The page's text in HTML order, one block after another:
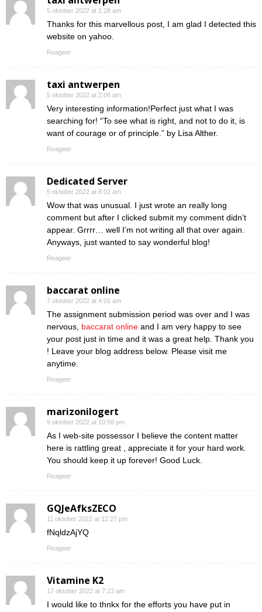
5 oktober 2022 at 1:28 am
Thanks for this marvellous post, I am glad I detected this
website on yahoo.
Reageer
taxi antwerpen
5 oktober 2022 at 2:06 am
Very interesting information!Perfect just what I was
searching for! “To see what is right, and not to do it, is
want of courage or of principle.” by Lisa Alther.
Reageer
Dedicated Server
5 oktober 2022 at 8:02 am
Wow that was unusual. I just wrote an really long
comment but after I clicked submit my comment didn’t
appear. Grrrr… well I’m not writing all that over again.
Anyways, just wanted to say wonderful blog!
Reageer
baccarat online
7 oktober 2022 at 4:01 am
The assignment submission period was over and I was
nervous, baccarat online and I am very happy to see
your post just in time and it was a great help. Thank you
! Leave your blog address below. Please visit me
anytime.
Reageer
marizonilogert
9 oktober 2022 at 10:58 pm
As I web-site possessor I believe the content matter
here is rattling great , appreciate it for your hard work.
You should keep it up forever! Good Luck.
Reageer
GQJeAfksZECO
11 oktober 2022 at 12:27 pm
fNqldzAjYQ
Reageer
Vitamine K2
17 oktober 2022 at 7:23 am
I would like to thnkx for the efforts you have put in